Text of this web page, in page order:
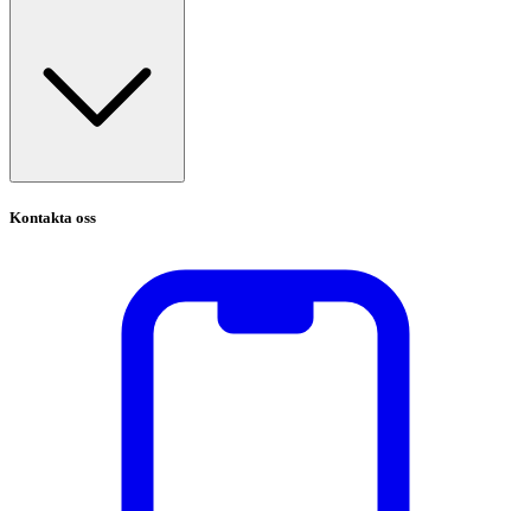
Kontakta oss